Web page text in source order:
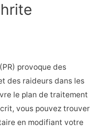
provoque des
des raideurs dans les
le plan de traitement
vous pouvez trouver
en modifiant votre